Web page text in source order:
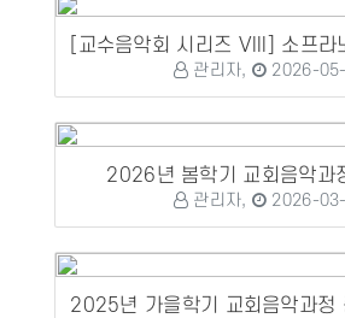
관리자, 2026-
2026년 봄학기 교회음악과
관리자, 2026-